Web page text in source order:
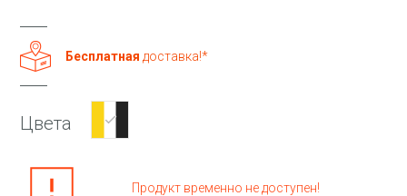
Бесплатная доставка!*
Цвета
Продукт временно не доступен!